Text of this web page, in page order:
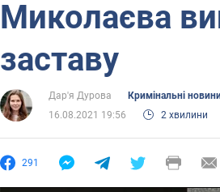
Миколаєва
заставу
Дар'я Дурова
Кримінальні
16.08.2021 19:56
2 хвилини
291